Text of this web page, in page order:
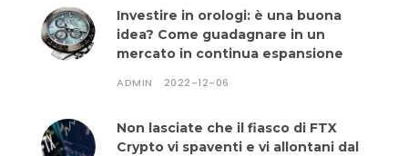
Investire in orologi: è una buona
idea? Come guadagnare in un
mercato in continua espansione
ADMIN 2022-12-06
Non lasciate che il fiasco di FTX
Crypto vi spaventi e vi allontani dal